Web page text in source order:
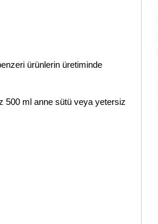
ürünlerin üretiminde
500 ml anne sütü veya yetersiz